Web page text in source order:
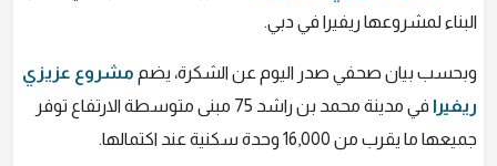
البناء لمشروعها ريفيرا في دبي.
وبحسب بيان صحفي صدر اليوم عن الشكرة، يضم مشروع عزيزي
ريفيرا
في مدينة محمد بن راشد 75 مبنى متوسطة الارتفاع توفر
جميعها ما يقرب من 16,000 وحدة سكنية عند اكتمالها.